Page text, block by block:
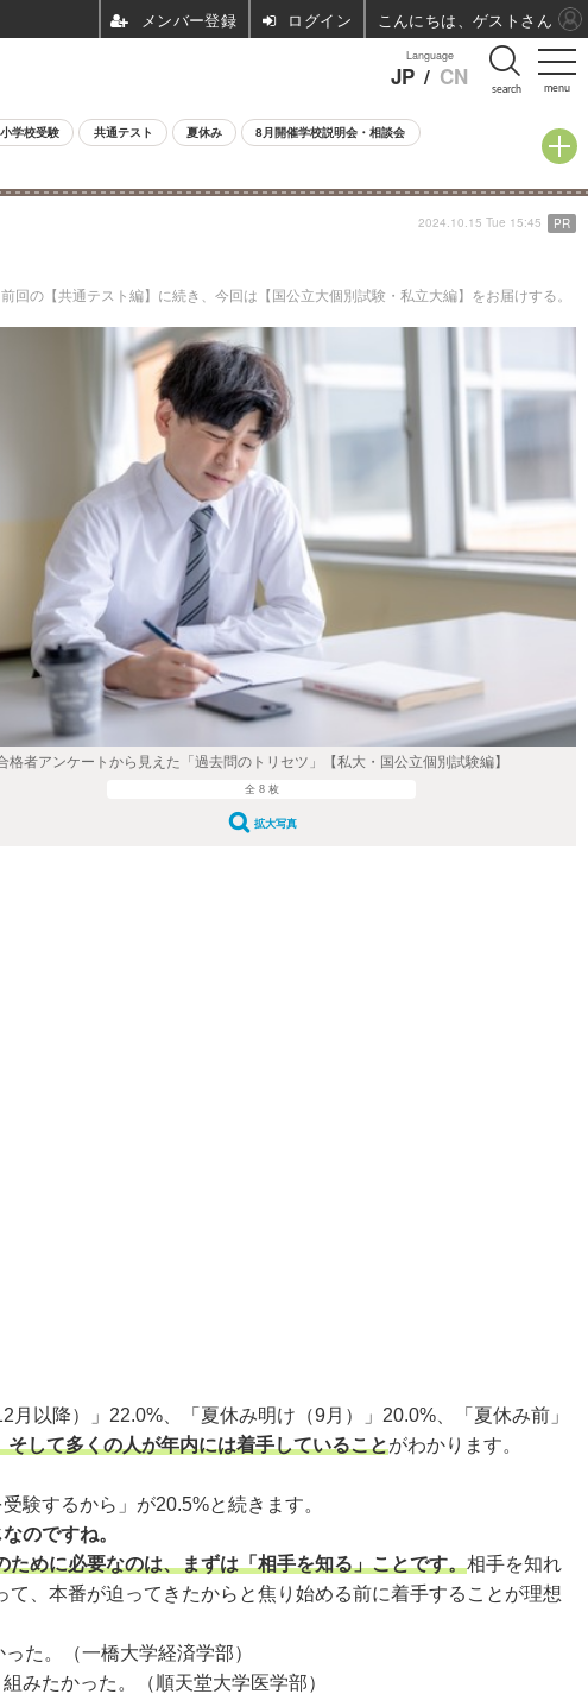
menu
Language
JP / CN search
小学校受験 共通テスト 夏休み 8月開催学校説明会・相談会
の【共通テスト編】に続き、今回は【国公立大個別試験・私立大編】をお届けする。
2024.10.15 Tue 15:45 PR
格者アンケートから見えた「過去問のトリセツ」【私大・国公立個別試験編】
全 8 枚
拡大写真
以降）」22.0%、「夏休み明け（9月）」20.0%、「夏休み前」
して多くの人が年内には着手していることがわかります。
験するから」が20.5%と続きます。
のですね。
ために必要なのは、まずは「相手を知る」ことです。相手を知れ
、本番が迫ってきたからと焦り始める前に着手することが理想
た。（一橋大学経済学部）
みたかった。（順天堂大学医学部）
ログイン こんにちは、ゲストさん